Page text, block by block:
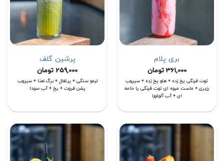
بری پلام
361,000 تومان
توت فرنگی یخ زده + هلو یخ زده + سیروب
رزبری + ماست میوه ای توت فرنگی یا خامه
ای + آب آلوئورا
پرشین گلف
259,000 تومان
لیمو سنگی + پرتغال + برگ نعنا + سیروب
پشن فروت + یخ + آب سودا